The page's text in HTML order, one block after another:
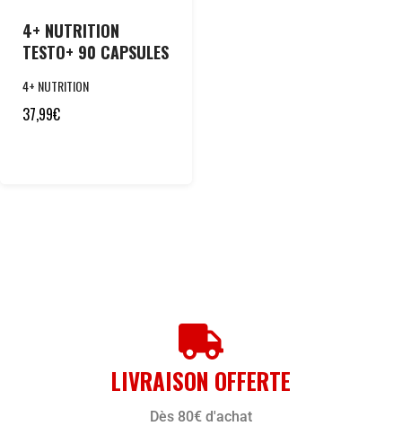
4+ NUTRITION
TESTO+ 90 CAPSULES
4+ NUTRITION
37,99€
LIVRAISON OFFERTE
Dès 80€ d'achat